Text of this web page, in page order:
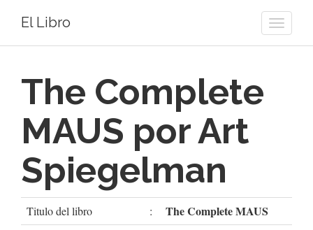
Toggle
El Libro
The Complete
MAUS por Art
Spiegelman
Titulo del libro : The Complete MAUS